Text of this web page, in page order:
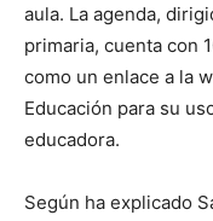
aula. La agenda,
primaria, cuenta con
como un enlace a la
Educación para su
educadora.
Según ha explicado